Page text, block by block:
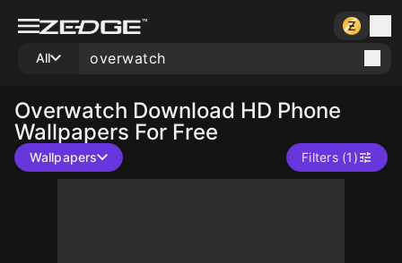
All
Overwatch Download HD Phone
Wallpapers For Free
Wallpapers Filters (1)